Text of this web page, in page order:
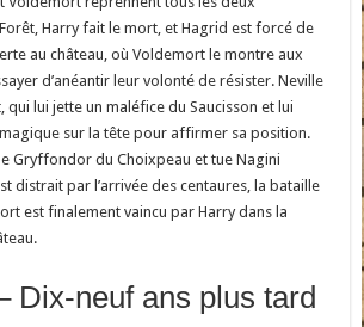
Harry fait le mort, et Hagrid est forcé de
au château, où Voldemort le montre aux
d’anéantir leur volonté de résister. Neville
lui jette un maléfice du Saucisson et lui
sur la tête pour affirmer sa position.
Gryffondor du Choixpeau et tue Nagini
distrait par l’arrivée des centaures, la bataille
est finalement vaincu par Harry dans la
Dix-neuf ans plus tard